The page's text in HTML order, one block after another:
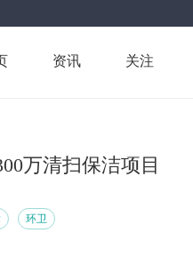
资讯 关注
万清扫保洁项目
环卫